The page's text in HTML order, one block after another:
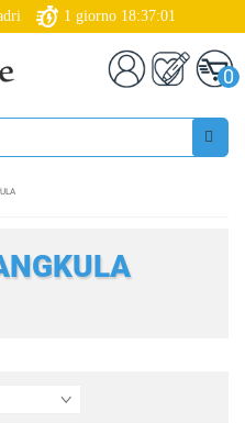
1 giorno 18:37:00
0